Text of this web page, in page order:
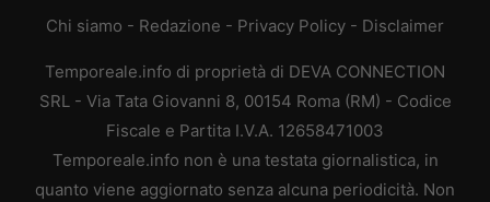
Chi siamo - Redazione - Privacy Policy - Disclaimer
Temporeale.info di proprietà di DEVA CONNECTION
SRL - Via Tata Giovanni 8, 00154 Roma (RM) - Codice
Fiscale e Partita I.V.A. 12658471003
Temporeale.info non è una testata giornalistica, in
quanto viene aggiornato senza alcuna periodicità. Non